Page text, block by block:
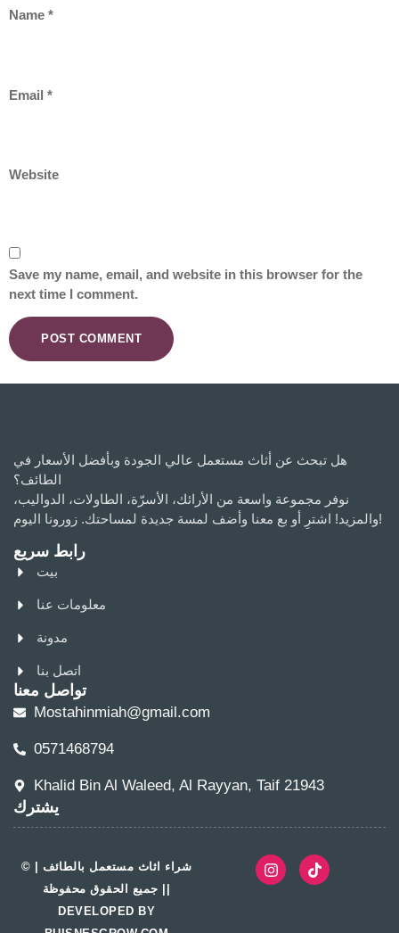
Name *
Email *
Website
Save my name, email, and website in this browser for the
next time I comment.
هل تبحث عن أثاث مستعمل عالي الجودة وبأفضل الأسعار في
الطائف؟
نوفر مجموعة واسعة من الأرائك، الأسرّة، الطاولات، الدواليب،
والمزيد! اشترِ أو بع معنا وأضف لمسة جديدة لمساحتك. زورونا اليوم!
رابط سريع
بيت
معلومات عنا
مدونة
اتصل بنا
تواصل معنا
Mostahinmiah@gmail.com
0571468794
Khalid Bin Al Waleed, Al Rayyan, Taif 21943
يشترك
© شراء اثاث مستعمل بالطائف |
جميع الحقوق محفوظة ||
DEVELOPED BY